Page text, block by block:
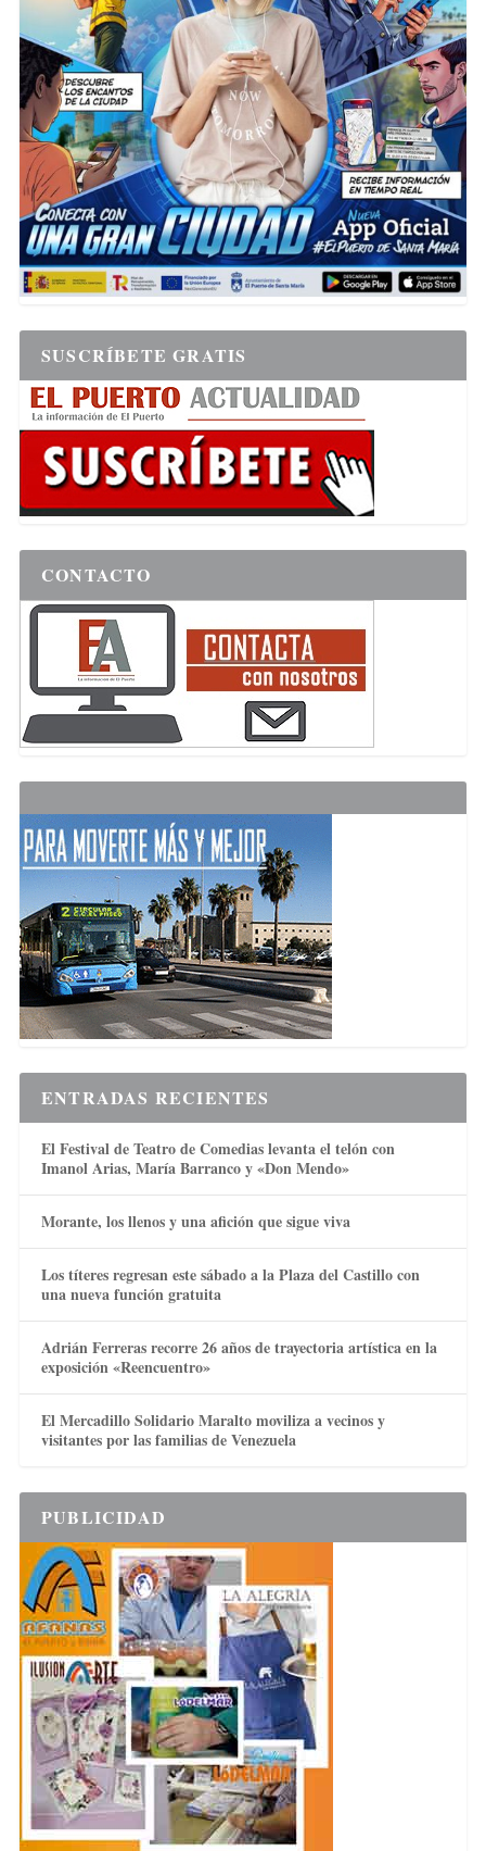
SUSCRÍBETE GRATIS
CONTACTO
ENTRADAS RECIENTES
El Festival de Teatro de Comedias levanta el telón con
Imanol Arias, María Barranco y «Don Mendo»
Morante, los llenos y una afición que sigue viva
Los títeres regresan este sábado a la Plaza del Castillo con
una nueva función gratuita
Adrián Ferreras recorre 26 años de trayectoria artística en la
exposición «Reencuentro»
El Mercadillo Solidario Maralto moviliza a vecinos y
visitantes por las familias de Venezuela
PUBLICIDAD